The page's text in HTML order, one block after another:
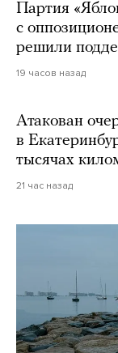
Партия
с
решили
19 часов назад
Атакован
в
тысячах
21 час назад